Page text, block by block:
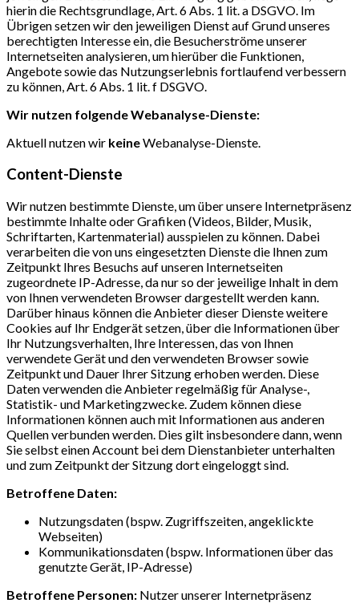
hierin die Rechtsgrundlage, Art. 6 Abs. 1 lit. a DSGVO. Im
Übrigen setzen wir den jeweiligen Dienst auf Grund unseres
berechtigten Interesse ein, die Besucherströme unserer
Internetseiten analysieren, um hierüber die Funktionen,
Angebote sowie das Nutzungserlebnis fortlaufend verbessern
zu können, Art. 6 Abs. 1 lit. f DSGVO.
Wir nutzen folgende Webanalyse-Dienste:
Aktuell nutzen wir keineWebanalyse-Dienste.
Content-Dienste
Wir nutzen bestimmte Dienste, um über unsere Internetpräsenz
bestimmte Inhalte oder Grafiken (Videos, Bilder, Musik,
Schriftarten, Kartenmaterial) ausspielen zu können. Dabei
verarbeiten die von uns eingesetzten Dienste die Ihnen zum
Zeitpunkt Ihres Besuchs auf unseren Internetseiten
zugeordnete IP-Adresse, da nur so der jeweilige Inhalt in dem
von Ihnen verwendeten Browser dargestellt werden kann.
Darüber hinaus können die Anbieter dieser Dienste weitere
Cookies auf Ihr Endgerät setzen, über die Informationen über
Ihr Nutzungsverhalten, Ihre Interessen, das von Ihnen
verwendete Gerät und den verwendeten Browser sowie
Zeitpunkt und Dauer Ihrer Sitzung erhoben werden. Diese
Daten verwenden die Anbieter regelmäßig für Analyse-,
Statistik- und Marketingzwecke. Zudem können diese
Informationen können auch mit Informationen aus anderen
Quellen verbunden werden. Dies gilt insbesondere dann, wenn
Sie selbst einen Account bei dem Dienstanbieter unterhalten
und zum Zeitpunkt der Sitzung dort eingeloggt sind.
Betroffene Daten:
Nutzungsdaten (bspw. Zugriffszeiten, angeklickte
Webseiten)
Kommunikationsdaten (bspw. Informationen über das
genutzte Gerät, IP-Adresse)
Betroffene Personen: Nutzer unserer Internetpräsenz